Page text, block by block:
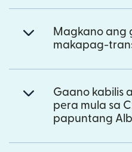
Magkano ang
makapag-
Gaano kabilis
pera mula sa
papuntang